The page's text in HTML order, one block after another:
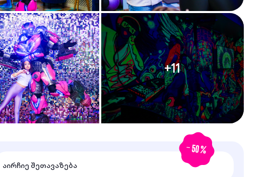
+11
-50%
აირჩიე შეთავაზება